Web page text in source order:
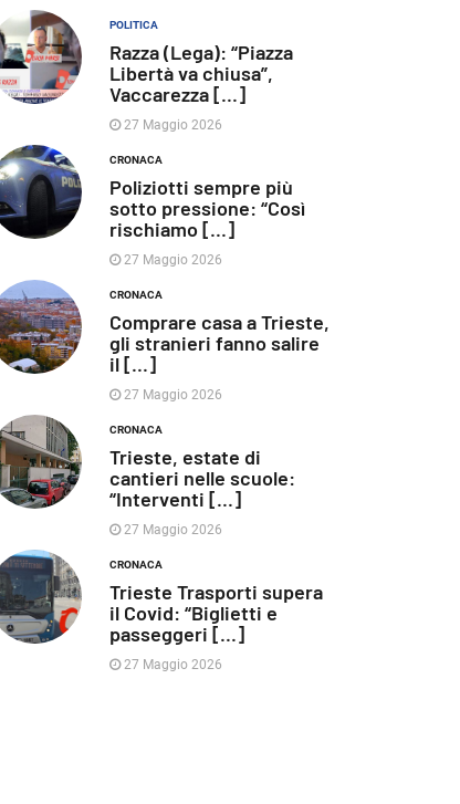
POLITICA
Razza (Lega): “Piazza
Libertà va chiusa”,
Vaccarezza [...]
27 Maggio 2026
CRONACA
Poliziotti sempre più
sotto pressione: “Così
rischiamo [...]
27 Maggio 2026
CRONACA
Comprare casa a Trieste,
gli stranieri fanno salire
il [...]
27 Maggio 2026
CRONACA
Trieste, estate di
cantieri nelle scuole:
“Interventi [...]
27 Maggio 2026
CRONACA
Trieste Trasporti supera
il Covid: “Biglietti e
passeggeri [...]
27 Maggio 2026